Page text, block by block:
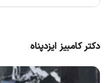
دکتر کامبیز ایزدپناه